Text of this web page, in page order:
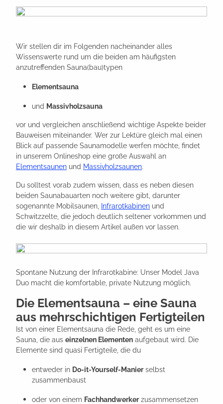
Wir stellen dir im Folgenden nacheinander alles
Wissenswerte rund um die beiden am häufigsten
anzutreffenden Sauna(bau)typen
Elementsauna
und Massivholzsauna
vor und vergleichen anschließend wichtige Aspekte beider
Bauweisen miteinander. Wer zur Lektüre gleich mal einen
Blick auf passende Saunamodelle werfen möchte, findet
in unserem Onlineshop eine große Auswahl an
Elementsaunen und Massivholzsaunen.
Du solltest vorab zudem wissen, dass es neben diesen
beiden Saunabauarten noch weitere gibt, darunter
sogenannte Mobilsaunen,
Infrarotkabinen und
Schwitzzelte, die jedoch deutlich seltener vorkommen und
die wir deshalb in diesem Artikel außen vor lassen.
Spontane Nutzung der Infrarotkabine: Unser Model Java
Duo macht die komfortable, private Nutzung möglich.
Die Elementsauna – eine Sauna
aus mehrschichtigen Fertigteilen
Ist von einer Elementsauna die Rede, geht es um eine
Sauna, die aus einzelnen Elementen aufgebaut wird. Die
Elemente sind quasi Fertigteile, die du
entweder in Do-it-Yourself-Manierselbst
zusammenbaust
oder von einem Fachhandwerkerzusammensetzen